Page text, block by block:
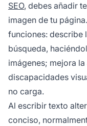
SEO, debes añadir
imagen de tu
funciones: describe
búsqueda,
imágenes; mejora
discapacidades
no carga.
Al escribir texto
conciso,